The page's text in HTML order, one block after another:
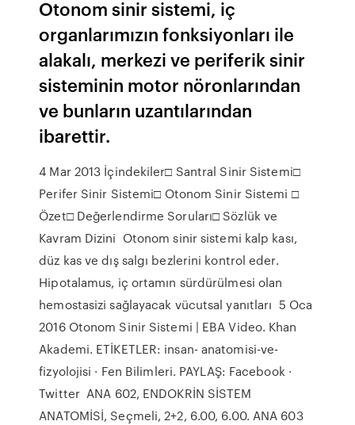
Otonom sinir sistemi, iç
organlarımızın fonksiyonları ile
alakalı, merkezi ve periferik sinir
sisteminin motor nöronlarından
ve bunların uzantılarından
ibarettir.
4 Mar 2013 İçindekiler□ Santral Sinir Sistemi□
Perifer Sinir Sistemi□ Otonom Sinir Sistemi □
Özet□ Değerlendirme Soruları□ Sözlük ve
Kavram Dizini Otonom sinir sistemi kalp kası,
düz kas ve dış salgı bezlerini kontrol eder.
Hipotalamus, iç ortamın sürdürülmesi olan
hemostasizi sağlayacak vücutsal yanıtları 5 Oca
2016 Otonom Sinir Sistemi | EBA Video. Khan
Akademi. ETİKETLER: insan- anatomisi-ve-
fizyolojisi · Fen Bilimleri. PAYLAŞ: Facebook ·
Twitter ANA 602, ENDOKRİN SİSTEM
ANATOMİSİ, Seçmeli, 2+2, 6.00, 6.00. ANA 603